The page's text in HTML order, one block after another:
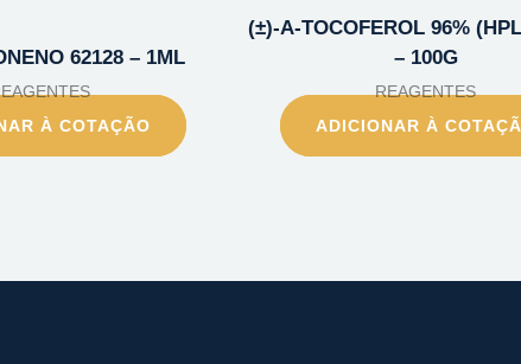
62128 – 1ML
À COTAÇÃO
(±)-A-TOCOFEROL 96%
– 100G
REAGENTES
ADICIONAR À